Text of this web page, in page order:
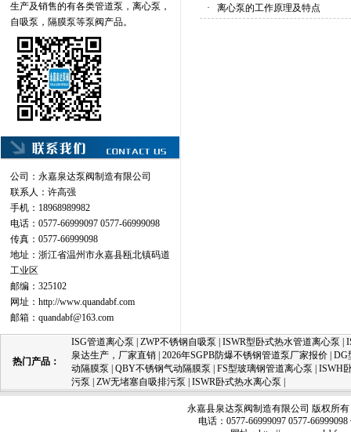
生产及销售的有各类管道泵 ，离心泵，
自吸泵，隔膜泵等泵阀产品。
公司：永嘉泉达泵阀制造有限公司
联系人：许高强
手机：18968989982
电话：0577-66999097 0577-66999098
传真：0577-66999098
地址：浙江省温州市永嘉县瓯北镇码道
工业区
邮编：325102
网址： http://www.quandabf.com
邮箱： quandabf@163.com
·
离心泵的工作原理及特点
热门产品：
ISG管道离心泵 ZWP不锈钢自吸泵 ISWR型卧式热水管道离心泵
泉达生产，厂家直销 2026年SGPB防爆不锈钢管道泵厂家报价 DG
动隔膜泵
QBY不锈钢气动隔膜泵 FS型玻璃钢管道离心泵
ISWH
污泵
ZW无堵塞自吸排污泵 ISWR卧式热水离心泵
永嘉县泉达泵阀制造有限公司 版权所
电话：0577-66999097 0577-